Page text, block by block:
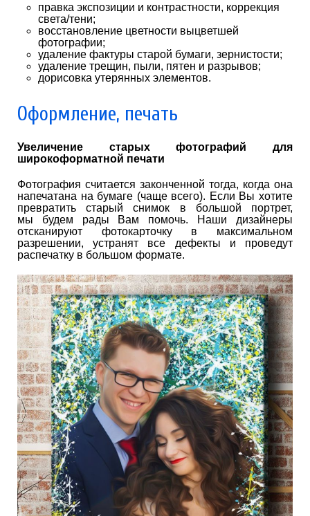
правка экспозиции и контрастности, коррекция
света/тени;
восстановление цветности выцветшей
фотографии;
удаление фактуры старой бумаги, зернистости;
удаление трещин, пыли, пятен и разрывов;
дорисовка утерянных элементов.
Оформление, печать
Увеличение старых фотографий для
широкоформатной печати
Фотография считается законченной тогда, когда она
напечатана на бумаге (чаще всего). Если Вы хотите
превратить старый снимок в большой портрет,
мы будем рады Вам помочь. Наши дизайнеры
отсканируют фотокарточку в максимальном
разрешении, устранят все дефекты и проведут
распечатку в большом формате.